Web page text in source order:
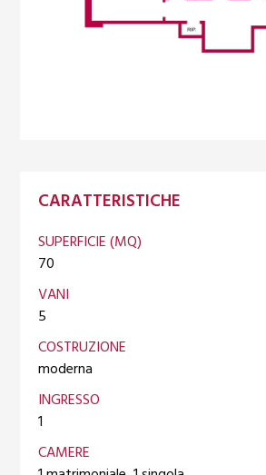
CARATTERISTICHE
SUPERFICIE (MQ)
70
VANI
5
COSTRUZIONE
moderna
INGRESSO
1
CAMERE